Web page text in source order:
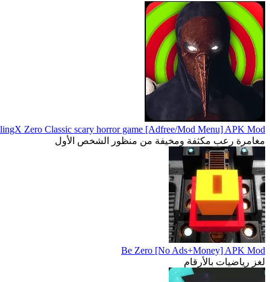
Zero Classic scary horror game [Adfree/Mod Menu] APK Mod
مغامرة رعب مكثفة ومخيفة من منظور الشخص الأول
Be Zero [No Ads+Money] APK Mod
لغز رياضيات بالأرقام